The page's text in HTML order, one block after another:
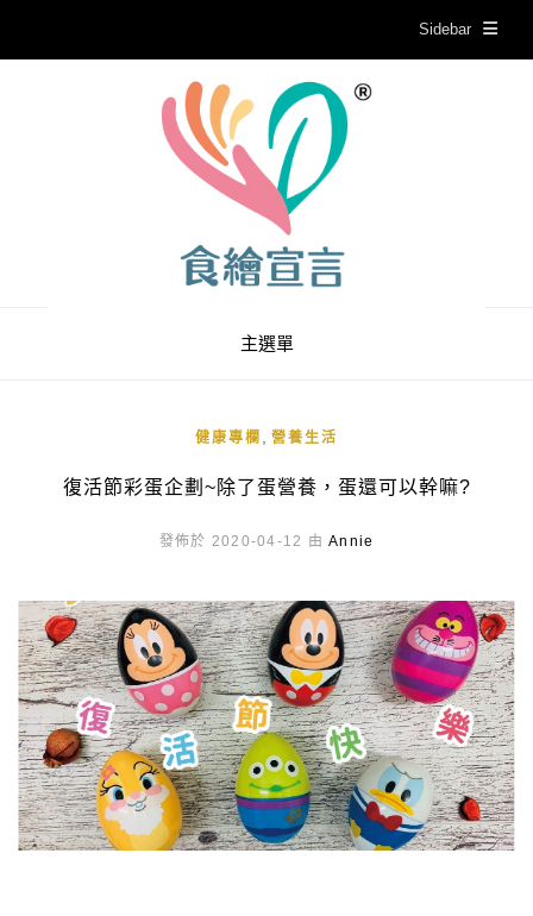
Sidebar
主選單
健康專欄 營養生活
復活節彩蛋企劃~除了蛋營養，蛋還可以幹嘛?
發佈於 2020-04-12 由 Annie